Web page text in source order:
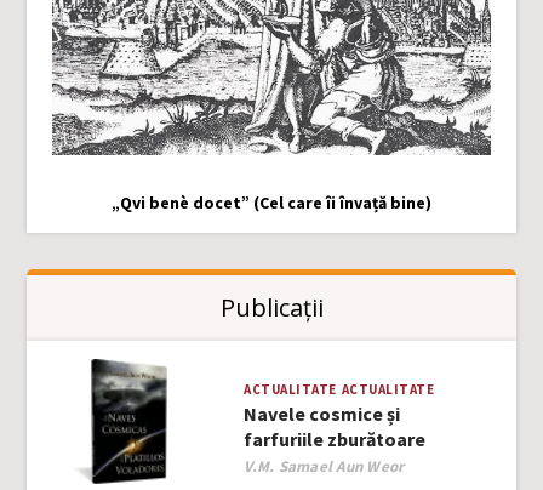
„Qvi benè docet” (Cel care îi învață bine)
Publicații
ACTUALITATE ACTUALITATE
Navele cosmice și
farfuriile zburătoare
Author
V.M. Samael Aun Weor